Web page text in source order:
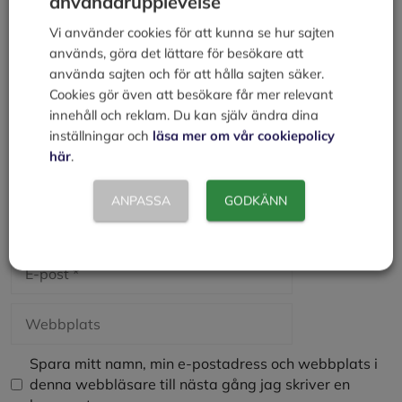
Kommentar
E-
post
Spara mitt namn, min e-postadress och webbplats i
denna webbläsare till nästa gång jag skriver en
Vi använder cookies för att kunna se hur sajten
används, göra det lättare för besökare att
använda sajten och för att hålla sajten säker.
Cookies gör även att besökare får mer relevant
innehåll och reklam. Du kan själv ändra dina
inställningar och läsa mer om vår cookiepolicy
här.
ANPASSA GODKÄNN